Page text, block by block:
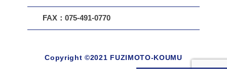
FAX：075-491-0770
Copyright ©︎2021 FUZIMOTO-KOUMU